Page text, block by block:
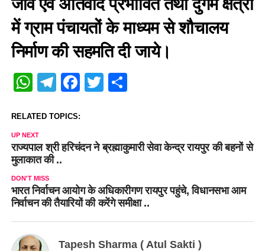
जावे एवं अतिवाद प्रभावित तथा दुर्गम क्षेत्रों
में ग्राम पंचायतों के माध्यम से शौचालय
निर्माण की सहमति दी जाये।
WhatsApp
Telegram
Facebook
Twitter
Share
RELATED TOPICS:
UP NEXT
राज्यपाल श्री हरिचंदन ने ब्रह्माकुमारी सेवा केन्द्र रायपुर की बहनों से
मुलाकात की ..
DON'T MISS
भारत निर्वाचन आयोग के अधिकारीगण रायपुर पहुंचे, विधानसभा आम
निर्वाचन की तैयारियों की करेंगे समीक्षा ..
Tapesh Sharma ( Atul Sakti )